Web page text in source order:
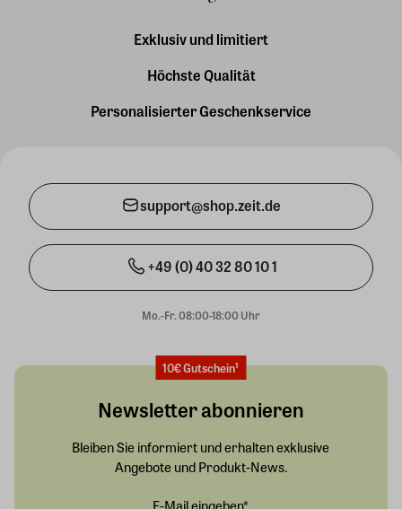
Exklusiv und limitiert
Höchste Qualität
Personalisierter Geschenkservice
support@shop.zeit.de
+49 (0) 40 32 80 10 1
Mo.-Fr. 08:00-18:00 Uhr
10€ Gutschein¹
Newsletter abonnieren
Bleiben Sie informiert und erhalten exklusive
Angebote und Produkt-News.